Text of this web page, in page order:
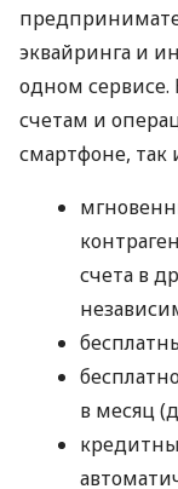
эквайринга и
одном сервисе.
счетам и
смартфоне, так
счета в
в месяц